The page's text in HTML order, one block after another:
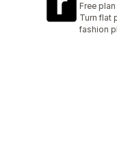
Free
Turn flat
fashion